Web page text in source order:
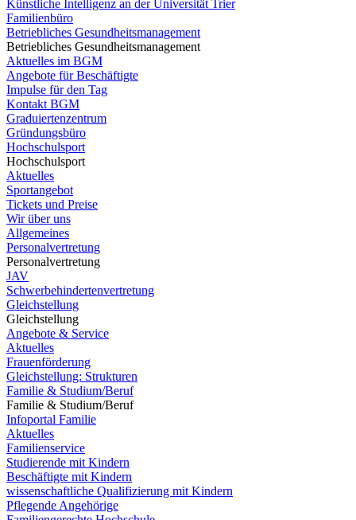
Künstliche Intelligenz an der Universität Trier
Familienbüro
Betriebliches Gesundheitsmanagement
Betriebliches Gesundheitsmanagement
Aktuelles im BGM
Angebote für Beschäftigte
Impulse für den Tag
Kontakt BGM
Graduiertenzentrum
Gründungsbüro
Hochschulsport
Hochschulsport
Aktuelles
Sportangebot
Tickets und Preise
Wir über uns
Allgemeines
Personalvertretung
Personalvertretung
JAV
Schwerbehindertenvertretung
Gleichstellung
Gleichstellung
Angebote & Service
Aktuelles
Frauenförderung
Gleichstellung: Strukturen
Familie & Studium/Beruf
Familie & Studium/Beruf
Infoportal Familie
Aktuelles
Familienservice
Studierende mit Kindern
Beschäftigte mit Kindern
wissenschaftliche Qualifizierung mit Kindern
Pflegende Angehörige